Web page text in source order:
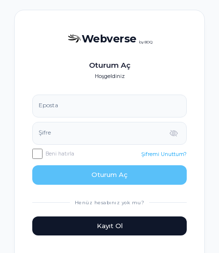
Webverse by BOQ
Oturum Aç
Hoşgeldiniz
Eposta
Şifre
Beni hatırla Şifremi Unuttum?
Oturum Aç
Henüz hesabınız yok mu?
Kayıt Ol